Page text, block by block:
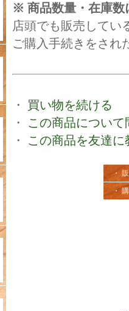
※ 商品数量・在庫
店頭でも販売してい
ご購入手続きをされ
・ 買い物を続ける
・ この商品につい
・ この商品を友達に
・
・